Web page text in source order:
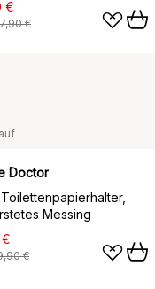
€
€
Doctor
Messing
€
€